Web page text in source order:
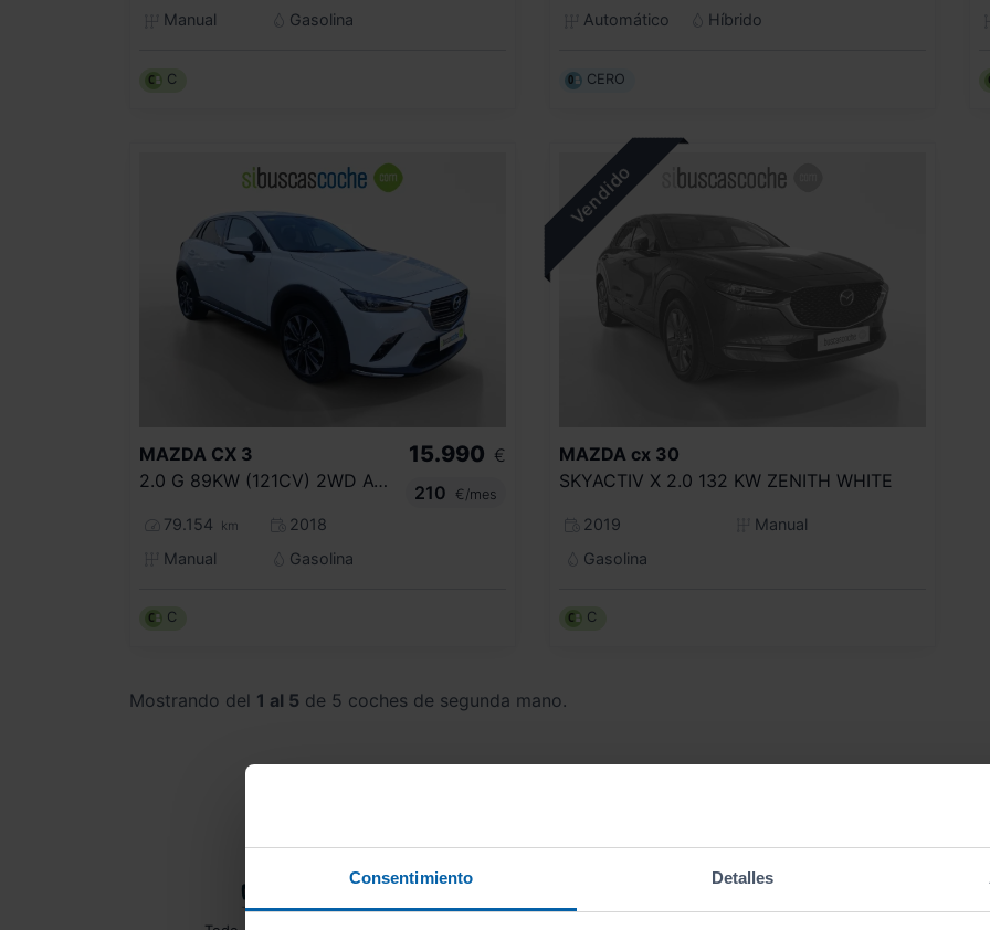
Consentimiento Detalles
Manual
Gasolina
C
Automático
Híbrido
CERO
MAZDA CX 3
2.0 G 89KW (121CV) 2WD AT EVOLUTION
79.154 km
2018
Manual
Gasolina
15.990 €
210
€/mes
C
MAZDA cx 30
SKYACTIV X 2.0 132 KW ZENITH WHITE
2019
Manual
Gasolina
C
Mostrando del 1 al 5 de 5 coches de segunda mano.